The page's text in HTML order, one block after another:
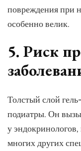
повреждения при
особенно велик.
5. Риск
Толстый слой
подиатры. Он
у эндокринологов,
многих других